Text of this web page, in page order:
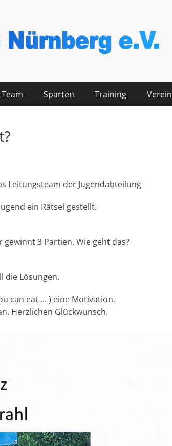
Sparten Training Verein
Leitungsteam der Jugendabteilung
ein Rätsel gestellt.
gewinnt 3 Partien. Wie geht das?
die Lösungen.
can eat … ) eine Motivation.
Herzlichen Glückwunsch.